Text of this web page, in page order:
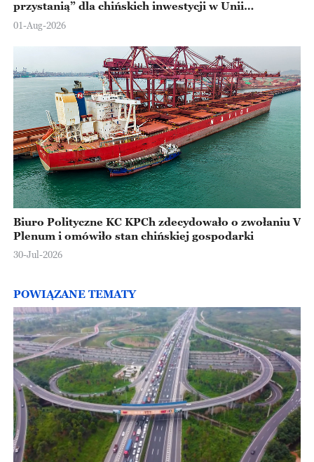
przystanią” dla chińskich inwestycji w Unii
Europejskiej
01-Aug-2026
Biuro Polityczne KC KPCh zdecydowało o zwołaniu V
Plenum i omówiło stan chińskiej gospodarki
30-Jul-2026
POWIĄZANE TEMATY